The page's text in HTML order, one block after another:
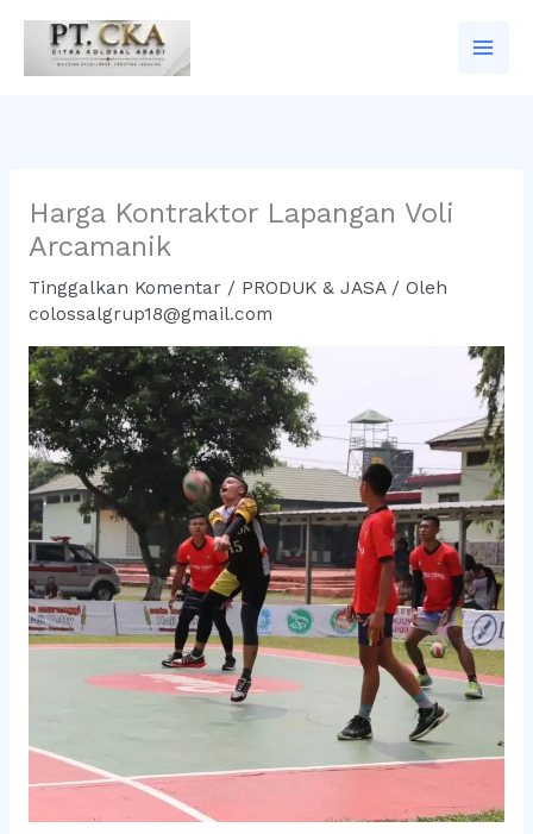
konten
Harga Kontraktor Lapangan Voli
Arcamanik
Tinggalkan Komentar / PRODUK & JASA/ Oleh
colossalgrup18@gmail.com